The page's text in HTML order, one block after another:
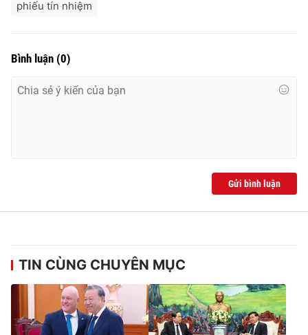
phiếu tín nhiệm
Bình luận (0)
Gửi bình luận
TIN CÙNG CHUYÊN MỤC